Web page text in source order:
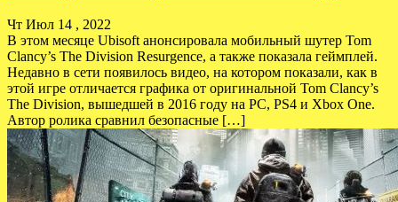
Чт Июл 14 , 2022
В этом месяце Ubisoft анонсировала мобильный шутер Tom
Clancy’s The Division Resurgence, а также показала геймплей.
Недавно в сети появилось видео, на котором показали, как в
этой игре отличается графика от оригинальной Tom Clancy’s
The Division, вышедшей в 2016 году на PC, PS4 и Xbox One.
Автор ролика сравнил безопасные […]